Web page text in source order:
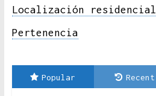
Localización residencial
Pertenencia
Popular Recent